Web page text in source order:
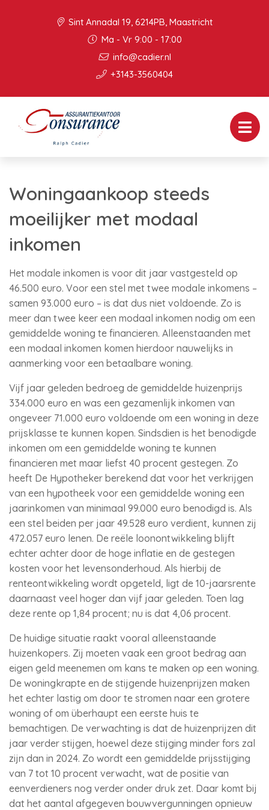
Sint Annadal 19, 6214PB, Maastricht
Ma - Vr 9:00 - 17:00
info@cadier.nl
+3143-3560404
Woningaankoop steeds
moeilijker met modaal
inkomen
Het modale inkomen is voor dit jaar vastgesteld op
46.500 euro. Voor een stel met twee modale inkomens –
samen 93.000 euro – is dat dus niet voldoende. Zo is
meer dan twee keer een modaal inkomen nodig om een
gemiddelde woning te financieren. Alleenstaanden met
een modaal inkomen komen hierdoor nauwelijks in
aanmerking voor een betaalbare woning.
Vijf jaar geleden bedroeg de gemiddelde huizenprijs
334.000 euro en was een gezamenlijk inkomen van
ongeveer 71.000 euro voldoende om een woning in deze
prijsklasse te kunnen kopen. Sindsdien is het benodigde
inkomen om een gemiddelde woning te kunnen
financieren met maar liefst 40 procent gestegen. Zo
heeft De Hypotheker berekend dat voor het verkrijgen
van een hypotheek voor een gemiddelde woning een
jaarinkomen van minimaal 99.000 euro benodigd is. Als
een stel beiden per jaar 49.528 euro verdient, kunnen zij
472.057 euro lenen. De reële loonontwikkeling blijft
echter achter door de hoge inflatie en de gestegen
kosten voor het levensonderhoud. Als hierbij de
renteontwikkeling wordt opgeteld, ligt de 10-jaarsrente
daarnaast veel hoger dan vijf jaar geleden. Toen lag
deze rente op 1,84 procent; nu is dat 4,06 procent.
De huidige situatie raakt vooral alleenstaande
huizenkopers. Zij moeten vaak een groot bedrag aan
eigen geld meenemen om kans te maken op een woning.
De woningkrapte en de stijgende huizenprijzen maken
het echter lastig om door te stromen naar een grotere
woning of om überhaupt een eerste huis te
bemachtigen. De verwachting is dat de huizenprijzen dit
jaar verder stijgen, hoewel deze stijging minder fors zal
zijn dan in 2024. Zo wordt een gemiddelde prijsstijging
van 7 tot 10 procent verwacht, wat de positie van
eenverdieners nog verder onder druk zet. Daar komt bij
dat het aantal afgegeven bouwvergunningen opnieuw